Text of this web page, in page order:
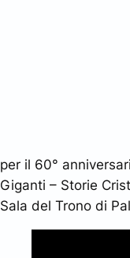
per il 60°
Giganti – Storie
Sala del Trono di